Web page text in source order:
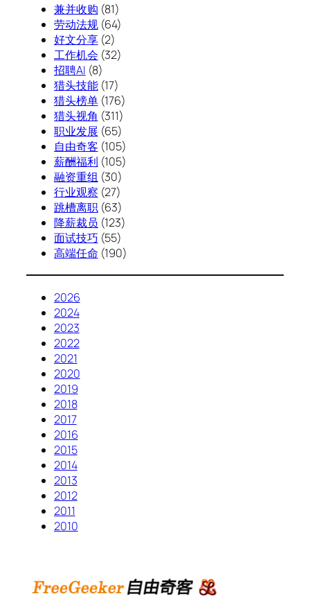
兼并收购 (81)
劳动法规(64)
好文分享(2)
工作机会 (32)
招聘AI (8)
猎头技能(17)
猎头榜单(176)
猎头视角 (311)
职业发展 (65)
自由奇客 (105)
薪酬福利 (105)
融资重组 (30)
行业观察 (27)
跳槽离职(63)
降薪裁员 (123)
面试技巧 (55)
高端任命 (190)
2026
2024
2023
2022
2021
2020
2019
2018
2017
2016
2015
2014
2013
2012
2011
2010